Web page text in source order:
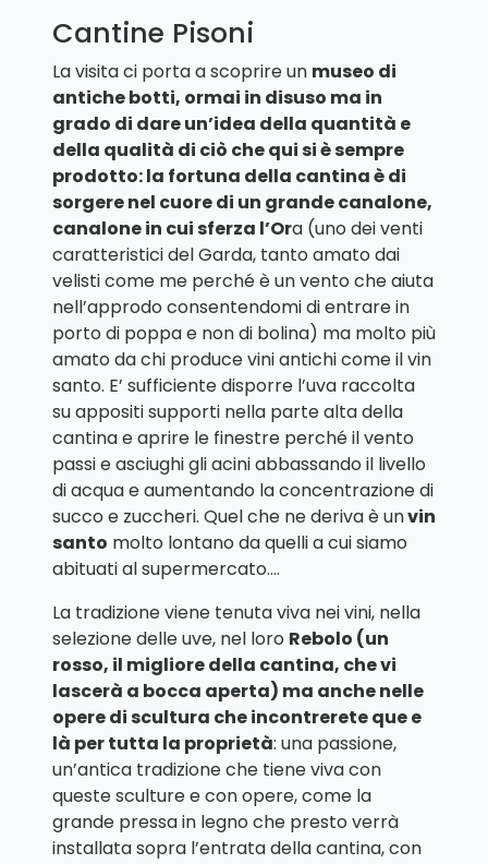
Cantine Pisoni
La visita ci porta a scoprire un museo di
antiche botti, ormai in disuso ma in
grado di dare un’idea della quantità e
della qualità di ciò che qui si è sempre
prodotto: la fortuna della cantina è di
sorgere nel cuore di un grande canalone,
canalone in cui sferza l’Ora (uno dei venti
caratteristici del Garda, tanto amato dai
velisti come me perché è un vento che aiuta
nell’approdo consentendomi di entrare in
porto di poppa e non di bolina) ma molto più
amato da chi produce vini antichi come il vin
santo. E’ sufficiente disporre l’uva raccolta
su appositi supporti nella parte alta della
cantina e aprire le finestre perché il vento
passi e asciughi gli acini abbassando il livello
di acqua e aumentando la concentrazione di
succo e zuccheri. Quel che ne deriva è unvin
santo molto lontano da quelli a cui siamo
abituati al supermercato….
La tradizione viene tenuta viva nei vini, nella
selezione delle uve, nel loro Rebolo (un
rosso, il migliore della cantina, che vi
lascerà a bocca aperta) ma anche nelle
opere di scultura che incontrerete que e
là per tutta la proprietà: una passione,
un’antica tradizione che tiene viva con
queste sculture e con opere, come la
grande pressa in legno che presto verrà
installata sopra l’entrata della cantina, con